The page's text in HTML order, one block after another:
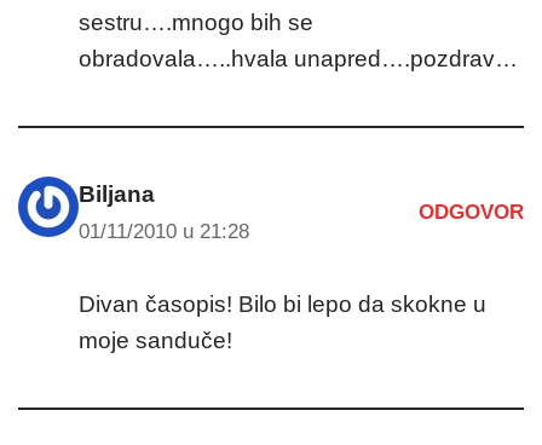
sestru….mnogo bih se
obradovala…..hvala unapred….pozdrav…
Biljana
01/11/2010 u 21:28
ODGOVOR
Divan časopis! Bilo bi lepo da skokne u
moje sanduče!